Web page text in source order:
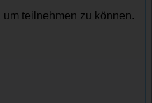
teilnehmen zu können.